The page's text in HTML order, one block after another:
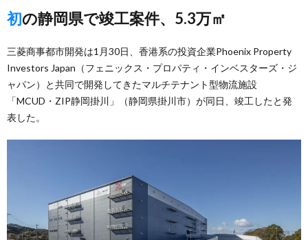
初の静岡県で竣工案件、5.3万㎡
三菱商事都市開発は1月30日、香港系の投資企業Phoenix Property
Investors Japan（フェニックス・プロパティ・インベスターズ・ジ
ャパン）と共同で開発してきたマルチテナント型物流施設
「MCUD・ZIP静岡掛川」（静岡県掛川市）が同日、竣工したと発
表した。